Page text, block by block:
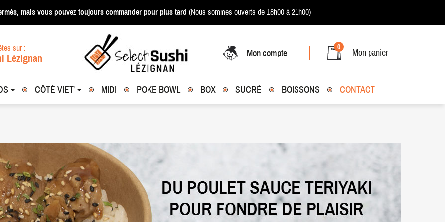
mais vous pouvez toujours commander pour plus tard (Nous sommes ouverts de 18h00 à 21h00)
sur :
Lézignan Mon compte Mon panier
0
CÔTÉ VIET' MIDI POKE BOWL BOX SUCRÉ BOISSONS CONTACT